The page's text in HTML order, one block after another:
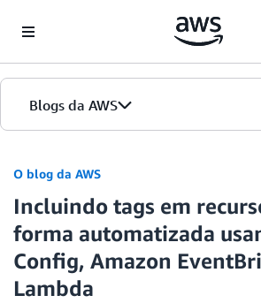
Blogs da AWS
Página inicial
Edições
O blog da AWS
Incluindo tags em
forma automatizada
Config, Amazon
Lambda